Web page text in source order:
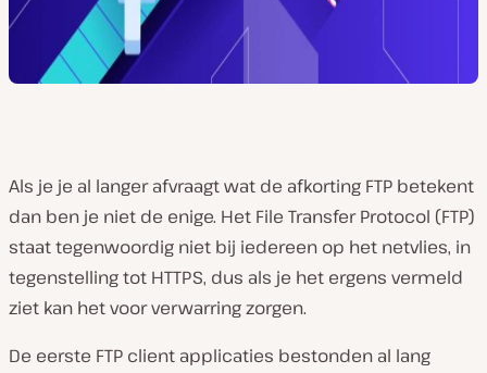
Als je je al langer afvraagt wat de afkorting FTP betekent
dan ben je niet de enige. Het File Transfer Protocol (FTP)
staat tegenwoordig niet bij iedereen op het netvlies, in
tegenstelling tot HTTPS, dus als je het ergens vermeld
ziet kan het voor verwarring zorgen.
De eerste FTP client applicaties bestonden al lang